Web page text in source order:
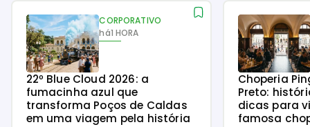
CORPORATIVO
há1 HORA
22º Blue Cloud 2026: a
fumacinha azul que
transforma Poços de Caldas
em uma viagem pela história
Choperia
Preto:
dicas para
famosa